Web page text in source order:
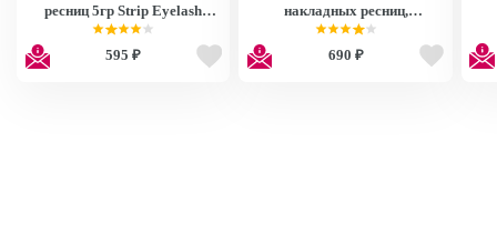
ресниц 5гр Strip Eyelash
Adhesive KEHG01C
595 ₽
накладных ресниц,
Прозрачный Strip Lash
Adhesive KPLGL05
690 ₽